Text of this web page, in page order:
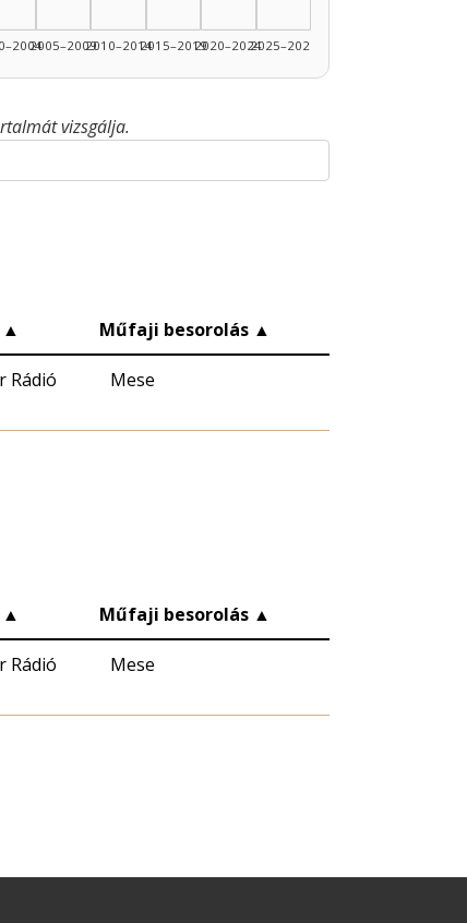
2005–20092010–20142015–20192020–20242025–2026
vizsgálja.
▲ Műfaji besorolás ▲
Rádió Mese
▲ Műfaji besorolás ▲
Rádió Mese